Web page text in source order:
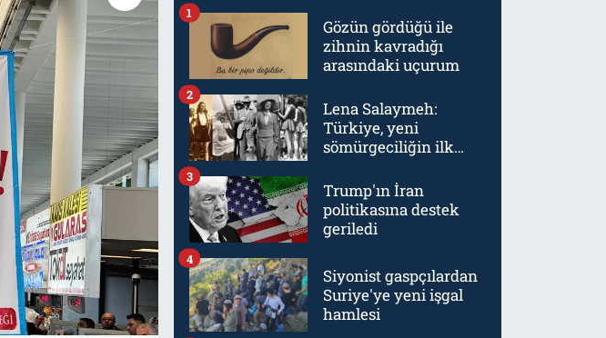
Gözün gördüğü ile
zihnin kavradığı
arasındaki uçurum
1
Lena Salaymeh:
Türkiye, yeni
sömürgeciliğin ilk
2
Trump'ın İran
politikasına destek
geriledi
3
Siyonist gaspçılardan
Suriye'ye yeni işgal
hamlesi
4